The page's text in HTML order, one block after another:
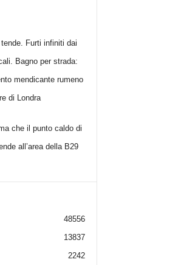
Furti infiniti dai
Bagno per strada:
mendicante rumeno
di Londra
che il punto caldo di
all’area della B29
48556
13837
2242